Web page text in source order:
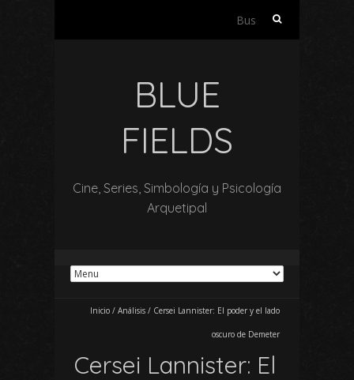
Buscar:
BLUE
FIELDS
Cine, Series, Simbología y Psicología
Arquetipal
Inicio / Análisis / Cersei Lannister: El poder y el lado
oscuro de Demeter
Cersei Lannister: El